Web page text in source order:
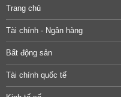
Trang chủ
Tài chính - Ngân hàng
Bất động sản
Tài chính quốc tế